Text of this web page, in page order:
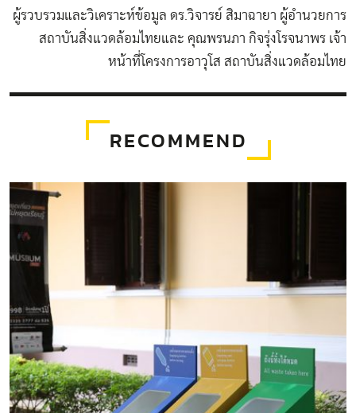
ผู้รวบรวมและวิเคราะห์ข้อมูล ดร.วิจารย์ สิมาฉายา ผู้อำนวยการ
สถาบันสิ่งแวดล้อมไทยและ คุณพรนภา กิจรุ่งโรจนาพร เจ้า
หน้าที่โครงการอาวุโส สถาบันสิ่งแวดล้อมไทย
RECOMMEND